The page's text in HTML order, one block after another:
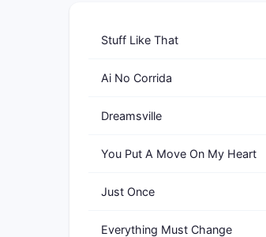
Stuff Like That
Ai No Corrida
Dreamsville
You Put A Move On My Heart
Just Once
Everything Must Change